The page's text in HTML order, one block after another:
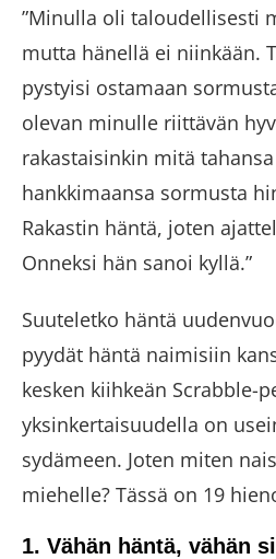
”Minulla oli taloudellisesti
mutta hänellä ei niinkään.
pystyisi ostamaan
olevan minulle riittävän
rakastaisinkin mitä
hankkimaansa sormusta
Rakastin häntä, joten
Onneksi hän sanoi kyllä.”
Suuteletko häntä
pyydät häntä naimisiin
kesken kiihkeän Scrabble-
yksinkertaisuudella on
sydämeen. Joten miten
miehelle? Tässä on 19
1. Vähän häntä, vähän